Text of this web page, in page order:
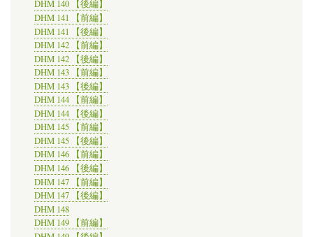
DHM 140 【後編】
DHM 141 【前編】
DHM 141 【後編】
DHM 142 【前編】
DHM 142 【後編】
DHM 143 【前編】
DHM 143 【後編】
DHM 144 【前編】
DHM 144 【後編】
DHM 145 【前編】
DHM 145 【後編】
DHM 146 【前編】
DHM 146 【後編】
DHM 147 【前編】
DHM 147 【後編】
DHM 148
DHM 149 【前編】